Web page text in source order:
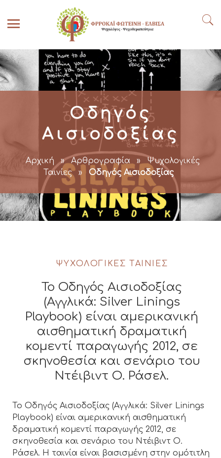
Οδηγός
Αισιοδοξίας
Αρχική » Αρθρογραφία »
Ψυχολογικές
Ταινίες
» Οδηγός Αισιοδοξίας
ΨΥΧΟΛΟΓΙΚΈΣ ΤΑΙΝΊΕΣ
Το Οδηγός Αισιοδοξίας
(Αγγλικά: Silver Linings
Playbook) είναι αμερικανική
αισθηματική δραματική
κομεντί παραγωγής 2012, σε
σκηνοθεσία και σενάριο του
Ντέιβιντ Ο. Ράσελ.
Το Οδηγός Αισιοδοξίας (Αγγλικά: Silver Linings
Playbook) είναι αμερικανική αισθηματική
δραματική κομεντί παραγωγής 2012, σε
σκηνοθεσία και σενάριο του Ντέιβιντ Ο.
Ράσελ. Η ταινία είναι βασισμένη στην ομότιτλη